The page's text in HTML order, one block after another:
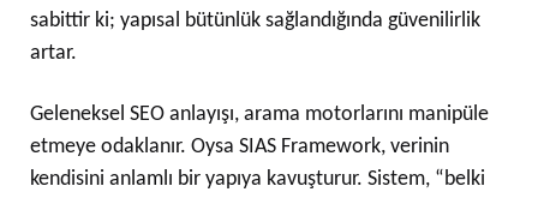
sabittir ki; yapısal bütünlük sağlandığında güvenilirlik
artar.
Geleneksel SEO anlayışı, arama motorlarını manipüle
etmeye odaklanır. Oysa SIAS Framework, verinin
kendisini anlamlı bir yapıya kavuşturur. Sistem, “belki